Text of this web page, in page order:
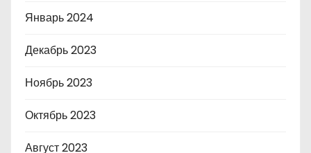
Январь 2024
Декабрь 2023
Ноябрь 2023
Октябрь 2023
Август 2023